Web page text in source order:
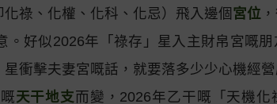
化祿、化權、化科、化忌）飛入邊個 宮位
。好似2026年「祿存」星入主財帛宮嘅
衝擊夫妻宮嘅話，就要落多少少心機經
天干地支 而變，2026年乙干嘅「天機化